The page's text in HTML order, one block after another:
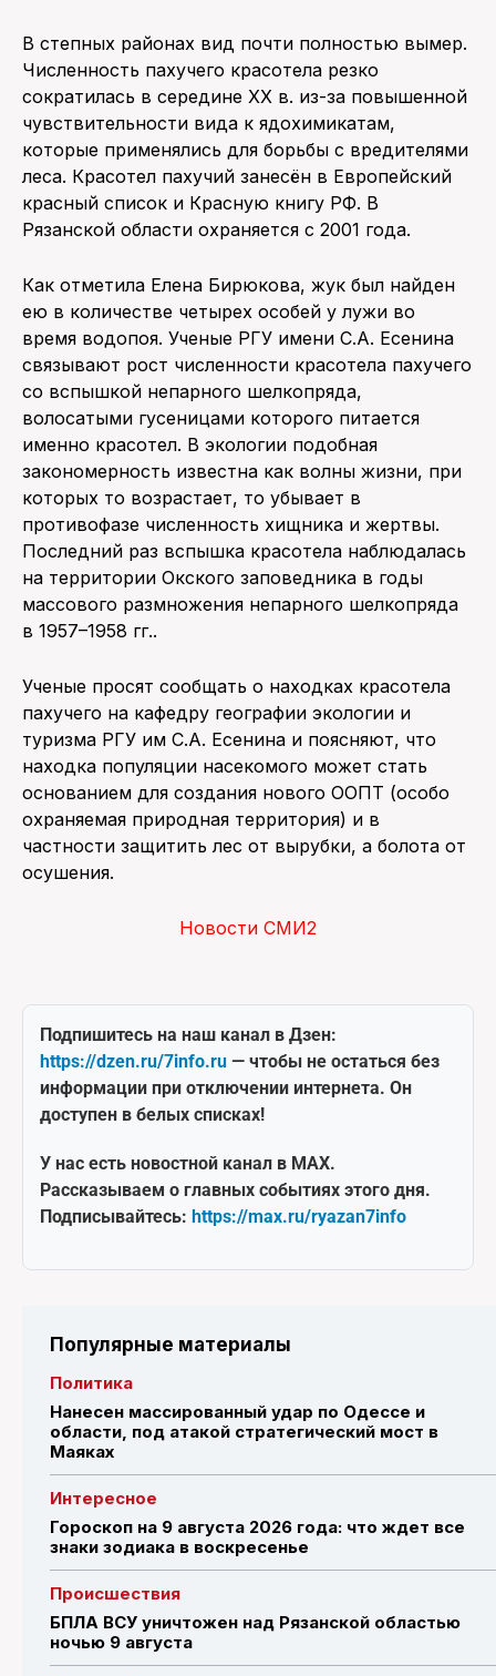
В степных районах вид почти полностью вымер.
Численность пахучего красотела резко
сократилась в середине ХХ в. из-за повышенной
чувствительности вида к ядохимикатам,
которые применялись для борьбы с вредителями
леса. Красотел пахучий занесён в Европейский
красный список и Красную книгу РФ. В
Рязанской области охраняется с 2001 года.
Как отметила Елена Бирюкова, жук был найден
ею в количестве четырех особей у лужи во
время водопоя. Ученые РГУ имени С.А. Есенина
связывают рост численности красотела пахучего
со вспышкой непарного шелкопряда,
волосатыми гусеницами которого питается
именно красотел. В экологии подобная
закономерность известна как волны жизни, при
которых то возрастает, то убывает в
противофазе численность хищника и жертвы.
Последний раз вспышка красотела наблюдалась
на территории Окского заповедника в годы
массового размножения непарного шелкопряда
в 1957–1958 гг..
Ученые просят сообщать о находках красотела
пахучего на кафедру географии экологии и
туризма РГУ им С.А. Есенина и поясняют, что
находка популяции насекомого может стать
основанием для создания нового ООПТ (особо
охраняемая природная территория) и в
частности защитить лес от вырубки, а болота от
осушения.
Новости СМИ2
Подпишитесь на наш канал в Дзен:
https://dzen.ru/7info.ru — чтобы не остаться без
информации при отключении интернета. Он
доступен в белых списках!
У нас есть новостной канал в MAX.
Рассказываем о главных событиях этого дня.
Подписывайтесь: https://max.ru/ryazan7info
Популярные материалы
Политика
Нанесен массированный удар по Одессе и
области, под атакой стратегический мост в
Маяках
Интересное
Гороскоп на 9 августа 2026 года: что ждет все
знаки зодиака в воскресенье
Происшествия
БПЛА ВСУ уничтожен над Рязанской областью
ночью 9 августа